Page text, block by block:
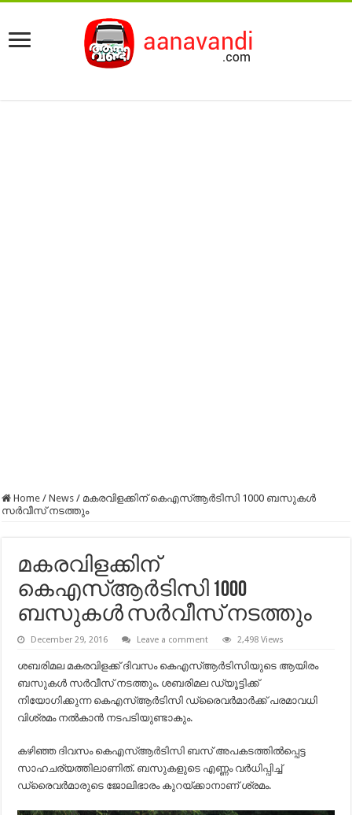
Home / News / മകരവിളക്കിന് കെഎസ്ആർടിസി 1000 ബസുകൾ
സർവീസ് നടത്തും
മകരവിളക്കിന്
കെഎസ്ആർടിസി 1000
ബസുകൾ സർവീസ് നടത്തും
December 29, 2016 Leave a comment 2,498 Views
ശബരിമല മകരവിളക്ക് ദിവസം കെഎസ്ആർടിസിയുടെ ആയിരം
ബസുകൾ സർവീസ് നടത്തും. ശബരിമല ഡ്യൂട്ടിക്ക്
നിയോഗിക്കുന്ന കെഎസ്ആർടിസി ഡ്രൈവർമാർക്ക് പരമാവധി
വിശ്രമം നൽകാൻ നടപടിയുണ്ടാകും.
കഴിഞ്ഞ ദിവസം കെഎസ്ആർടിസി ബസ് അപകടത്തിൽപ്പെട്ട
സാഹചര്യത്തിലാണിത്. ബസുകളുടെ എണ്ണം വർധിപ്പിച്ച്
ഡ്രൈവർമാരുടെ ജോലിഭാരം കുറയ്ക്കാനാണ് ശ്രമം.